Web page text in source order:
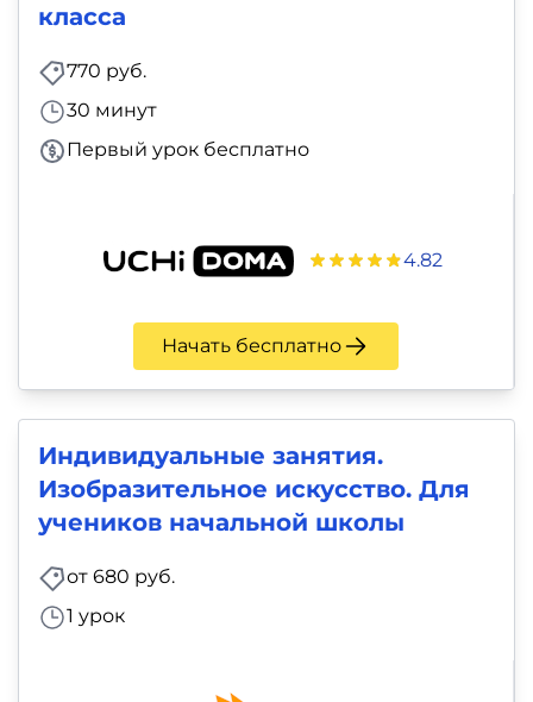
класса
770 руб.
30 минут
Первый урок бесплатно
4.82
Начать бесплатно
Индивидуальные занятия.
Изобразительное искусство. Для
учеников начальной школы
от 680 руб.
1 урок